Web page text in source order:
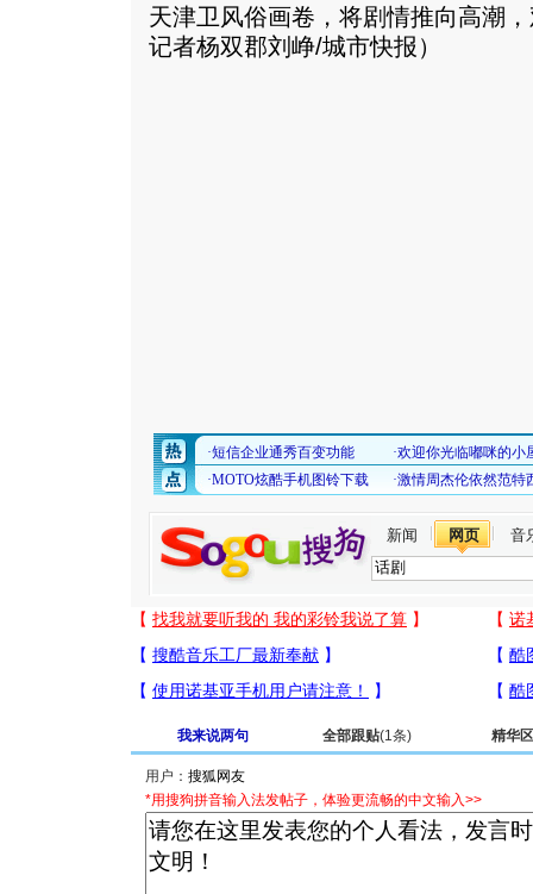
天津卫风俗画卷，将剧情推向高潮
记者杨双郡刘峥/城市快报）
新闻 网页 音
我来说两句 全部跟贴(1条) 精华区
用户：
*用搜狗拼音输入法发帖子，体验更流畅的中文输入>>